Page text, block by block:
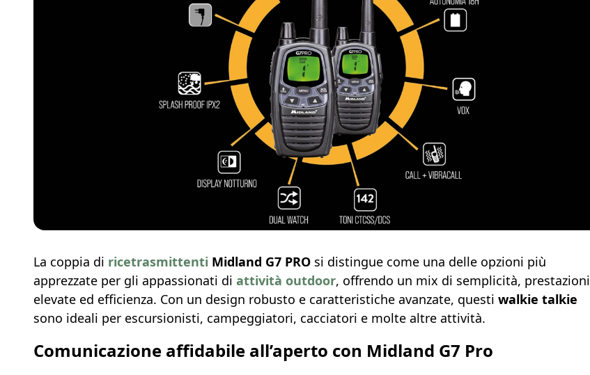
La coppia di ricetrasmittenti Midland G7 PRO si distingue come una delle opzioni più
apprezzate per gli appassionati di attività outdoor, offrendo un mix di semplicità, prestazioni
elevate ed efficienza. Con un design robusto e caratteristiche avanzate, questi walkie talkie
sono ideali per escursionisti, campeggiatori, cacciatori e molte altre attività.
Comunicazione affidabile all’aperto con Midland G7 Pro